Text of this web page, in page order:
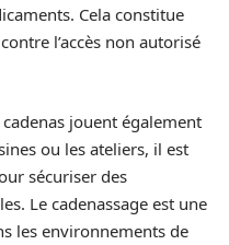
Cela constitue
l’accès non autorisé
jouent également
ou les ateliers, il est
sécuriser des
Le cadenassage est une
les environnements de